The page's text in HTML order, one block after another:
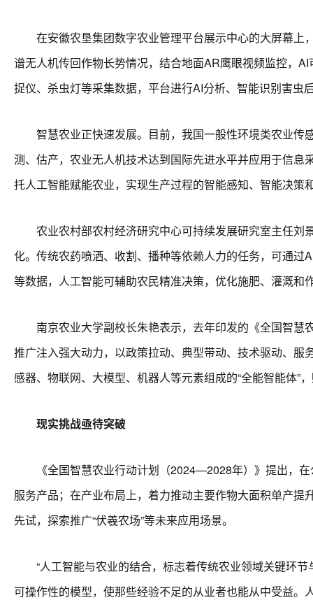
在安徽农垦集团数字农业管理平台展示中心的大屏幕上
谱无人机传回作物长势情况，结合地面AR鹰眼视频监控，
捉仪、杀虫灯等采集数据，平台进行AI分析、智能识别害虫
智慧农业正快速发展。目前，我国一般性环境类农业传
测、估产，农业无人机技术达到国际先进水平并应用于信
托人工智能赋能农业，实现生产过程的智能感知、智能决策
农业农村部农村经济研究中心可持续发展研究室主任刘
化。传统农药喷洒、收割、播种等依赖人力的任务，可通
等数据，人工智能可辅助农民精准决策，优化施肥、灌溉和
南京农业大学副校长朱艳表示，去年印发的《全国智慧
推广注入强大动力，以政策拉动、典型带动、技术驱动、服
感器、物联网、大模型、机器人等元素组成的“全能智能体
现实挑战亟待突破
《全国智慧农业行动计划（2024—2028年）》提出，在
服务产品；在产业布局上，着力推动主要作物大面积单产
先试，探索推广“伏羲农场”等未来应用场景。
“人工智能与农业的结合，标志着传统农业领域关键环节
可操作性的模型，使那些经验不足的从业者也能从中受益